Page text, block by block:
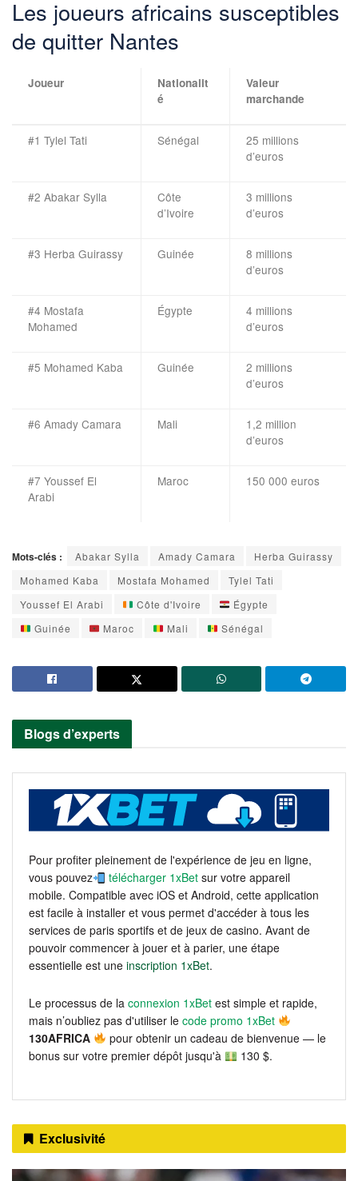
Les joueurs africains susceptibles
de quitter Nantes
Joueur
Nationalit
é
Valeur
marchande
#1 Tylel Tati Sénégal
25 millions
d’euros
#2 Abakar Sylla
Côte
d’Ivoire
3 millions
d’euros
#3 Herba Guirassy Guinée
8 millions
d’euros
#4 Mostafa
Mohamed
Égypte
4 millions
d’euros
#5 Mohamed Kaba Guinée
2 millions
d’euros
#6 Amady Camara Mali
1,2 million
d’euros
#7 Youssef El
Arabi
Maroc 150 000 euros
Mots-clés : Abakar Sylla Amady Camara
Herba Guirassy
Mohamed Kaba
Mostafa Mohamed
Tylel Tati
Youssef El Arabi
Côte d'Ivoire
Égypte
Guinée
Maroc Mali Sénégal
Blogs d’experts
Pour profiter pleinement de l'expérience de jeu en ligne,
vous pouvez
télécharger 1xBet sur votre appareil
mobile. Compatible avec iOS et Android, cette application
est facile à installer et vous permet d'accéder à tous les
services de paris sportifs et de jeux de casino. Avant de
pouvoir commencer à jouer et à parier, une étape
essentielle est une inscription 1xBet.
Le processus de la connexion 1xBet est simple et rapide,
mais n’oubliez pas d'utiliser le code promo 1xBet
130AFRICA
pour obtenir un cadeau de bienvenue — le
bonus sur votre premier dépôt jusqu'à
130 $.
Exclusivité